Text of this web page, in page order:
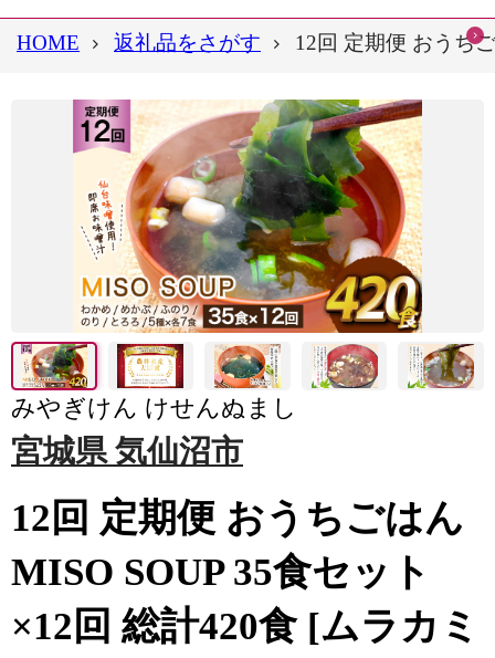
HOME 返礼品をさがす 12回 定期便 おうち
みやぎけん けせんぬまし
宮城県 気仙沼市
12回 定期便 おうちごはん
MISO SOUP 35食セット
×12回 総計420食 [ムラカミ